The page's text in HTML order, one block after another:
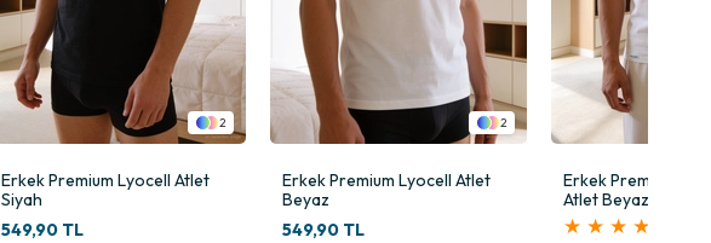
2
Erkek Premium Lyocell Atlet
Beyaz
549,90 TL
Erkek Premium Micromodal
Atlet Beyaz
★★★★
Erkek Korse Atlet
★ ★ ★ ★